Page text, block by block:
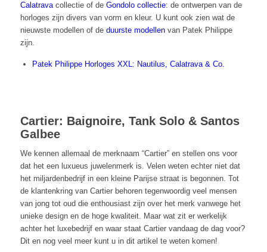
Calatravacollectie of de Gondolo collectie: de ontwerpen van de
horloges zijn divers van vorm en kleur. U kunt ook zien wat de
nieuwste modellen of de duurste modellenvan Patek Philippe
zijn.
Patek Philippe Horloges XXL: Nautilus, Calatrava & Co.
Cartier: Baignoire, Tank Solo & Santos
Galbee
We kennen allemaal de merknaam “Cartier” en stellen ons voor
dat het een luxueus juwelenmerk is. Velen weten echter niet dat
het miljardenbedrijf in een kleine Parijse straat is begonnen. Tot
de klantenkring van Cartier behoren tegenwoordig veel mensen
van jong tot oud die enthousiast zijn over het merk vanwege het
unieke design en de hoge kwaliteit. Maar wat zit er werkelijk
achter het luxebedrijf en waar staat Cartier vandaag de dag voor?
Dit en nog veel meer kunt u in dit artikel te weten komen!